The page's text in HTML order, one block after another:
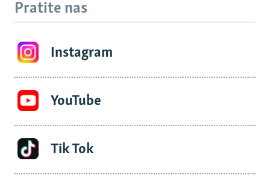
Pratite nas
Instagram
YouTube
Tik Tok